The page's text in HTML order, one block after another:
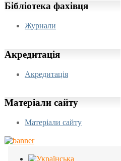
Бібліотека фахівця
Журнали
Акредитація
Акредитація
Матеріали сайту
Матеріали сайту